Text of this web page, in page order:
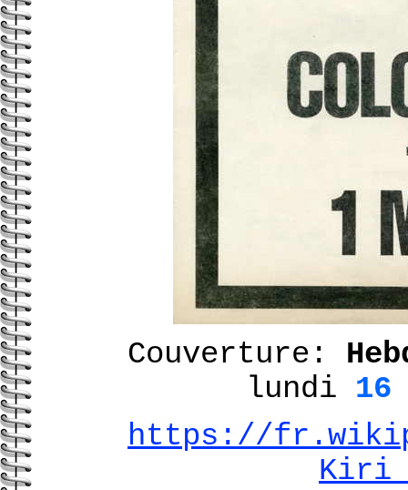
Couverture:
lundi 16
https://